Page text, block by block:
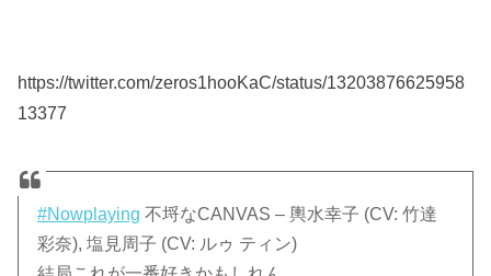
https://twitter.com/zeros1hooKaC/status/13203876625958
13377
#Nowplaying 不埒なCANVAS – 輿水幸子 (CV: 竹達
彩奈), 塩見周子 (CV: ルゥ ティン)